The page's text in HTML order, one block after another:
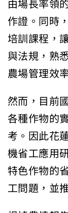
作證。同時
培訓課程，
與法規，熟
農場管理效
然而，目前
各種作物的
考。因此花
機省工應用
特色作物的
工問題，並